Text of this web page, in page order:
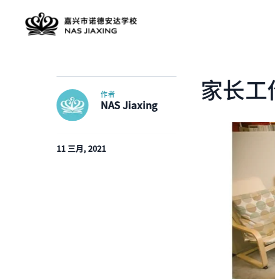
作者
NAS Jiaxing
11 三月, 2021
家长